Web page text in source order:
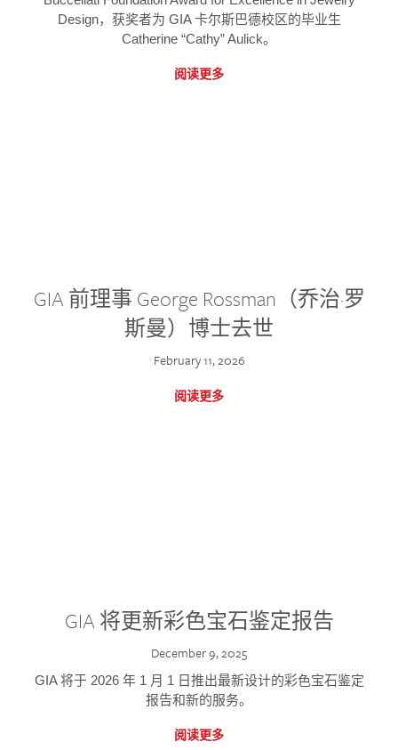
Design，获奖者为 GIA 卡尔斯巴德校区的毕业生
Catherine “Cathy” Aulick。
阅读更多
GIA 前理事 George Rossman（乔治·罗
斯曼）博士去世
February 11, 2026
阅读更多
GIA 将更新彩色宝石鉴定报告
December 9, 2025
GIA 将于 2026 年 1 月 1 日推出最新设计的彩色宝石鉴定
报告和新的服务。
阅读更多